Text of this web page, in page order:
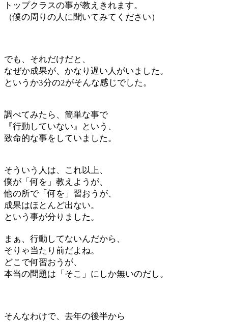
トップクラスの事が教えきれます。
（僕の周りの人に聞いてみてください）
でも、それだけだと、
なぜか成果が、かなり遅い人がいました。
というか3分の2がそんな感じでした。
調べてみたら、簡単な事で
『行動していない』という、
致命的な事をしていました。
そういう人は、これ以上、
僕が「何を」教えようが、
他の所で「何を」習おうが、
成果はほとんど出ない。
という事が分りました。
まぁ、行動してないんだから、
そりゃ当たり前だよね。
どこで何習おうが、
本当の問題は「そこ」にしか無いのだし。
そんなわけで、去年の後半から